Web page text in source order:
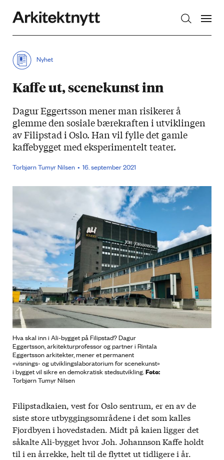
Nyhet
Kaffe ut, scenekunst inn
Dagur Eggertsson mener man risikerer å
glemme den sosiale bærekraften i utviklingen
av Filipstad i Oslo. Han vil fylle det gamle
kaffebygget med eksperimentelt teater.
Torbjørn Tumyr Nilsen 16. september 2021
Hva skal inn i Ali-bygget på Filipstad? Dagur
Eggertsson, arkitekturprofessor og partner i Rintala
Eggertsson arkitekter, mener et permanent
«visnings- og utviklingslaboratorium for scenekunst»
i bygget vil sikre en demokratisk stedsutvikling.Foto:
Torbjørn Tumyr Nilsen
Filipstadkaien, vest for Oslo sentrum, er en av de
siste store utbyggingsområdene i det som kalles
Fjordbyen i hovedstaden. Midt på kaien ligger det
såkalte Ali-bygget hvor Joh. Johannson Kaffe holdt
til i en årrekke, helt til de flyttet ut tidligere i år.